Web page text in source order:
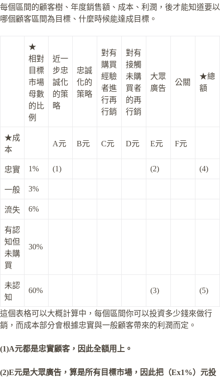
每個區間的顧客樹、年度銷售額、成本、利潤，後才能知道要以
哪個顧客區間為目標、什麼時候能達成目標。
★
相對
目標
市場
母數
的比
例
近一
步忠
誠化
的策
略
忠誠
化的
策略
對有
購買
經驗
者進
行再
行銷
對有
接觸
未購
買者
的再
行銷
大眾
廣告
公關
★總
額
★成
本
A元 B元 C元 D元 E元 F元
忠實 1% (1) (2) (4)
一般 3%
流失 6%
有認
知但
未購
買
30%
未認
知
60% (3) (5)
這個表格可以大概計算中，每個區間你可以投資多少錢來做行
銷，而成本部分會根據忠實與一般顧客帶來的利潤而定。
(1)A元都是忠實顧客，因此全額用上。
(2)E元是大眾廣告，算是所有目標市場，因此把（Ex1%）元投